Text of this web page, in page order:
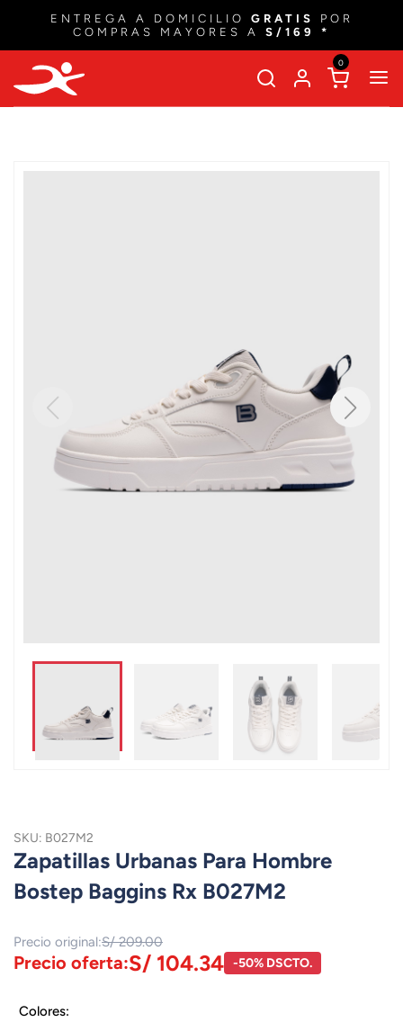
ENTREGA A DOMICILIO GRATIS
POR
COMPRAS MAYORES A S/169 *
0
SKU: B027M2
Zapatillas Urbanas Para Hombre
Bostep Baggins Rx B027M2
Precio original:S/ 209.00
Precio oferta:S/ 104.34 -50% DSCTO.
Colores: